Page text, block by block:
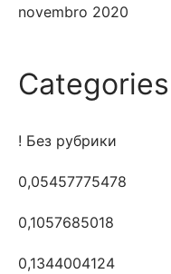
novembro 2020
Categories
! Без рубрики
0,05457775478
0,1057685018
0,1344004124